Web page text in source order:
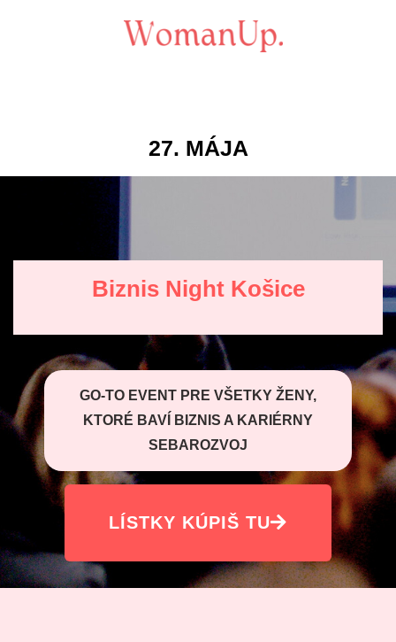
27. MÁJA
Biznis Night Košice
GO-TO EVENT PRE VŠETKY ŽENY,
KTORÉ BAVÍ BIZNIS A KARIÉRNY
SEBAROZVOJ
LÍSTKY KÚPIŠ TU